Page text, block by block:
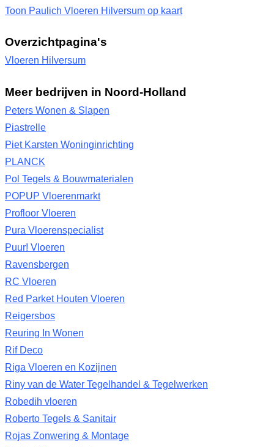
Toon Paulich Vloeren Hilversum op kaart
Overzichtpagina's
Vloeren Hilversum
Meer bedrijven in Noord-Holland
Peters Wonen & Slapen
Piastrelle
Piet Karsten Woninginrichting
PLANCK
Pol Tegels & Bouwmaterialen
POPUP Vloerenmarkt
Profloor Vloeren
Pura Vloerenspecialist
Puur! Vloeren
Ravensbergen
RC Vloeren
Red Parket Houten Vloeren
Reigersbos
Reuring In Wonen
Rif Deco
Riga Vloeren en Kozijnen
Riny van de Water Tegelhandel & Tegelwerken
Robedih vloeren
Roberto Tegels & Sanitair
Rojas Zonwering & Montage